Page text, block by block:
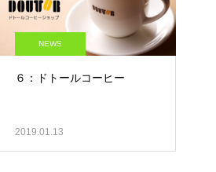
NEWS
６：ドトールコーヒー
2019.01.13